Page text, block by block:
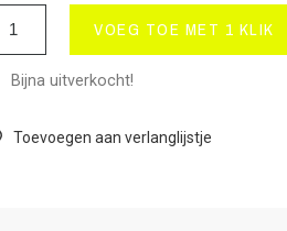
VOEG TOE MET 1 KLIK
Bijna uitverkocht!
Toevoegen aan verlanglijstje